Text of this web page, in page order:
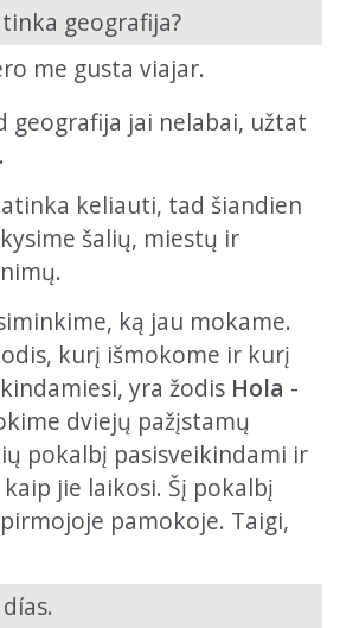
geografija?
me gusta viajar.
geografija jai nelabai, užtat
keliauti, tad šiandien
šalių, miestų ir
ką jau mokame.
kurį išmokome ir kurį
yra žodis Hola -
dviejų pažįstamų
pokalbį pasisveikindami ir
jie laikosi. Šį pokalbį
pamokoje. Taigi,